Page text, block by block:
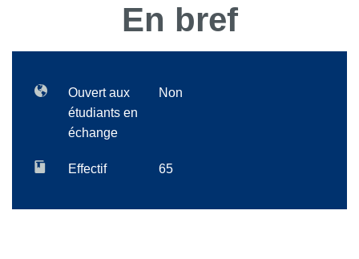
En bref
Ouvert aux
étudiants en
échange
Non
Effectif 65